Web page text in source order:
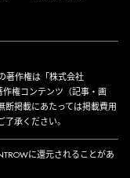
著作権は「株式会社
権コンテンツ（記事・画
断掲載にあたっては掲載費用
承ください。
に還元されることがあ